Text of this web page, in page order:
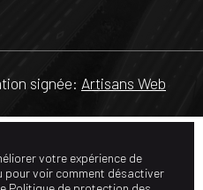
signée: Artisans Web
votre expérience de
pour voir comment désactiver